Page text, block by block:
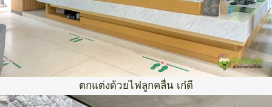
ตกแต่งด้วยไฟลูกคลื่น เก๋ดี